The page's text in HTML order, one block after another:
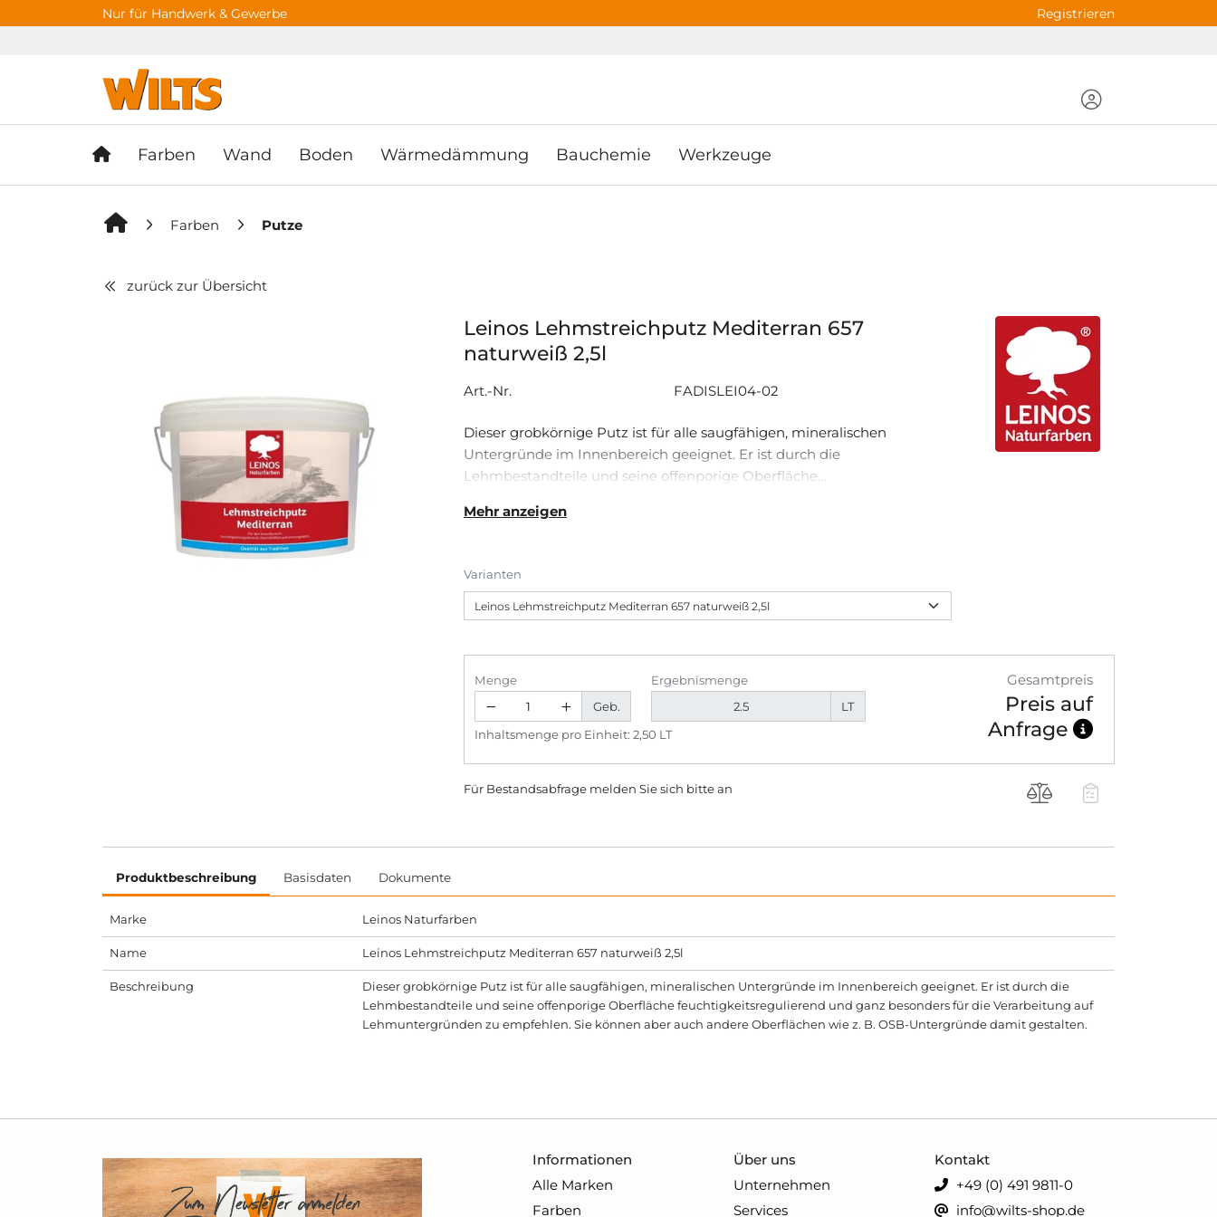
Springe zu Hauptinhalt Springe zum Header
Nur für Handwerk & Gewerbe Registrieren
Farben Wand Boden Wärmedämmung Bauchemie Werkzeuge
Farben Putze
zurück zur Übersicht
Leinos Lehmstreichputz Mediterran 657
naturweiß 2,5l
Art.-Nr. FADISLEI04-02
Dieser grobkörnige Putz ist für alle saugfähigen, mineralischen
Untergründe im Innenbereich geeignet. Er ist durch die
Lehmbestandteile und seine offenporige Oberfläche
Lehmuntergründen zu empfehlen. Sie können aber auch andere
Mehr anzeigen
Varianten
Menge
Geb.
Ergebnismenge
LT
Inhaltsmenge pro Einheit: 2,50 LT
Gesamtpreis
Preis auf
Anfrage
Für Bestandsabfrage melden Sie sich bittean
Produktbeschreibung Basisdaten Dokumente
Marke Leinos Naturfarben
Name Leinos Lehmstreichputz Mediterran 657 naturweiß 2,5l
Beschreibung
Dieser grobkörnige Putz ist für alle saugfähigen, mineralischen Untergründe im Innenbereich geeignet. Er ist durch die
Lehmbestandteile und seine offenporige Oberfläche feuchtigkeitsregulierend und ganz besonders für die Verarbeitung auf
Lehmuntergründen zu empfehlen. Sie können aber auch andere Oberflächen wie z. B. OSB-Untergründe damit gestalten.
Informationen
Alle Marken
Farben
Über uns
Unternehmen
Services
Kontakt
+49 (0) 491 9811-0
info@wilts-shop.de